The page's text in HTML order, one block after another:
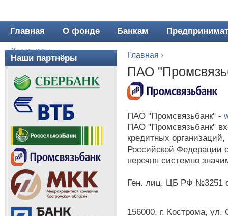
Главная ›
ПАО
ПАО "Промсвязьбанк" -
ПАО "Промсвязьбанк"
кредитных
Российской Федерации
перечня системно
Ген. лиц. ЦБ РФ №3251
156000, г. Кострома, ул.
Главное меню
Главная О фонде Банкам
Контакты
Наши партнёры